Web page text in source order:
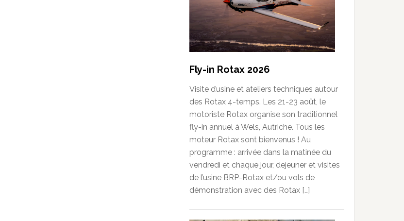
Fly-in Rotax 2026
Visite d’usine et ateliers techniques autour
des Rotax 4-temps. Les 21-23 août, le
motoriste Rotax organise son traditionnel
fly-in annuel à Wels, Autriche. Tous les
moteur Rotax sont bienvenus ! Au
programme : arrivée dans la matinée du
vendredi et chaque jour, dejeuner et visites
de l’usine BRP-Rotax et/ou vols de
démonstration avec des Rotax […]